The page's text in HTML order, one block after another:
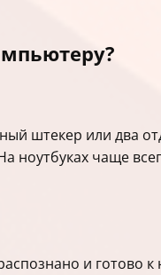
штекер или два
ноутбуках чаще
и готово к